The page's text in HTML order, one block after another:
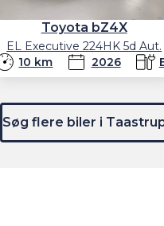
Toyota bZ4X
EL Executive 224HK 5d Aut.
10 km
2026
334.400
3.488kr./
Taastrup, Husmandsvej 3
Søg flere biler i